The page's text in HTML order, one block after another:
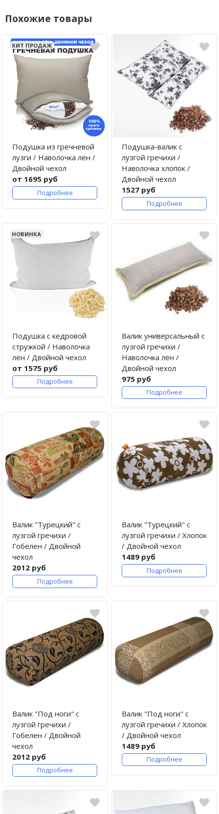
Похожие товары
ХИТ ПРОДАЖ
Подушка из гречневой
лузги / Наволочка лён /
Двойной чехол
от 1695 руб
Подробнее
Подушка-валик с
лузгой гречихи /
Наволочка хлопок /
Двойной чехол
1527 руб
Подробнее
НОВИНКА
Подушка с кедровой
стружкой / Наволочка
лён / Двойной чехол
от 1575 руб
Подробнее
Валик универсальный с
лузгой гречихи /
Наволочка лён /
Двойной чехол
975 руб
Подробнее
Валик "Турецкий" с
лузгой гречихи /
Гобелен / Двойной
чехол
2012 руб
Подробнее
Валик "Турецкий" с
лузгой гречихи / Хлопок
/ Двойной чехол
1489 руб
Подробнее
Валик "Под ноги" с
лузгой гречихи /
Гобелен / Двойной
чехол
2012 руб
Подробнее
Валик "Под ноги" с
лузгой гречихи / Хлопок
/ Двойной чехол
1489 руб
Подробнее